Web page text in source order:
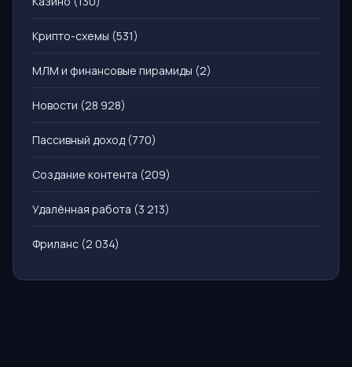
Крипто-схемы (531)
МЛМ и финансовые пирамиды (2)
Новости (28 928)
Пассивный доход (770)
Создание контента (209)
Удалённая работа (3 213)
Фриланс (2 034)